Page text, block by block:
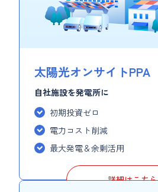
太陽光オンサイトPPA
自社施設を発電所に
初期投資ゼロ
電力コスト削減
最大発電＆余剰活用
詳細はこちら